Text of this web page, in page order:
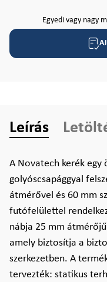
Egyedi vagy nagy
Leírás
A Novatech kerék
golyóscsapággyal
átmérővel és 60 mm
futófelülettel
nábja 25 mm
amely biztosítja a
szerkezetben. A
tervezték: statikus